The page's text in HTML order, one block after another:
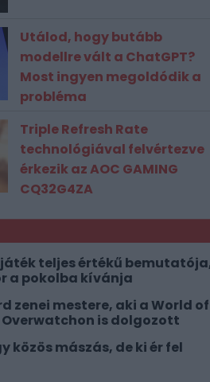
Utálod, hogy butább
modellre vált a ChatGPT?
Most ingyen megoldódik a
probléma
Triple Refresh Rate
technológiával felvértezve
érkezik az AOC GAMING
CQ32G4ZA
teljes értékű
a pokolba kívánja
zenei mestere, aki a World of
is dolgozott
közös mászás, de ki ér fel